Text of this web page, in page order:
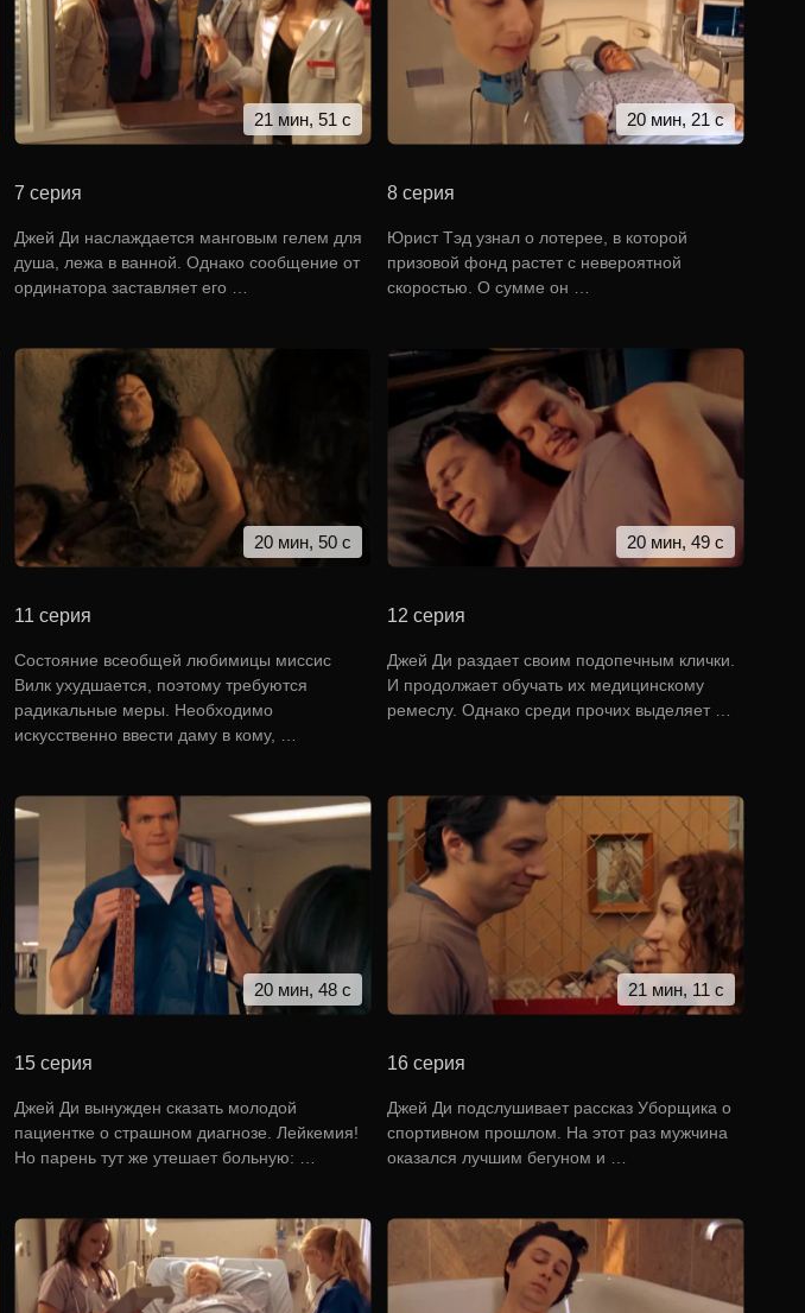
21 мин, 51 с
7 серия
Джей Ди наслаждается манговым гелем для
душа, лежа в ванной. Однако сообщение от
ординатора заставляет его …
20 мин, 21 с
8 серия
Юрист Тэд узнал о лотерее, в которой
призовой фонд растет с невероятной
скоростью. О сумме он …
20 мин, 50 с
11 серия
Состояние всеобщей любимицы миссис
Вилк ухудшается, поэтому требуются
радикальные меры. Необходимо
искусственно ввести даму в кому, …
20 мин, 49 с
12 серия
Джей Ди раздает своим подопечным клички.
И продолжает обучать их медицинскому
ремеслу. Однако среди прочих выделяет …
20 мин, 48 с
15 серия
Джей Ди вынужден сказать молодой
пациентке о страшном диагнозе. Лейкемия!
Но парень тут же утешает больную: …
21 мин, 11 с
16 серия
Джей Ди подслушивает рассказ Уборщика о
спортивном прошлом. На этот раз мужчина
оказался лучшим бегуном и …